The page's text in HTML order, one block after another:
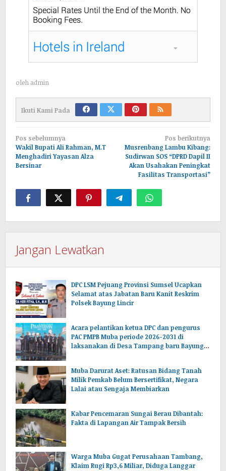
oleh admin
Ikuti Kami Pada
Navigasi
pos
Pos sebelumnya
Wakil Bupati Ali Rahman, M.T
Menghadiri Yayasan Alza
Bersinar
Pos berikutnya
Musrenbang Lambu Kibang:
Sudirwan SOS “DPRD Dapil II
Akan Usahakan Peningkat
Fasilitas Transportasi”
Jangan Lewatkan
DPC LSM Pejuang Provinsi Sumsel Ucapkan
Selamat atas Jabatan Baru Kanit Reskrim
Polsek Bayung Lincir
Acara pelantikan ketua DPC dan pengurus
PAC PMPB Muba periode 2026-2031 di
laksanakan di Desa Tampang baru Bayung
Muba Darurat Aset: Ratusan Bidang Tanah
Milik Pemkab Belum Bersertifikat, Negara
Lalai atau Sengaja Membiarkan
Kabar Pencemaran Sungai Berau Dibantah:
Fakta di Lapangan Air Tampak Bersih
Warga Muba Gugat Perusahaan Tambang,
Klaim Rugi Rp3,6 Miliar, Diduga Langgar